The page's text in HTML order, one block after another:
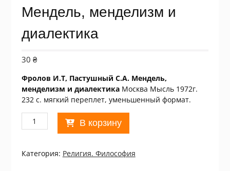
Мендель, менделизм и
диалектика
30 ₴
Фролов И.Т, Пастушный С.А. Мендель,
менделизм и диалектика Москва Мысль 1972г.
232 с. мягкий переплет, уменьшенный формат.
Количество
товара
менделизм
В корзину
Категория: Религия. Философия